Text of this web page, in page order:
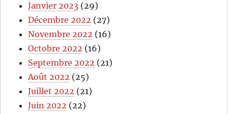
Janvier 2023 (29)
Décembre 2022 (27)
Novembre 2022 (16)
Octobre 2022 (16)
Septembre 2022 (21)
Août 2022 (25)
Juillet 2022 (21)
Juin 2022 (22)